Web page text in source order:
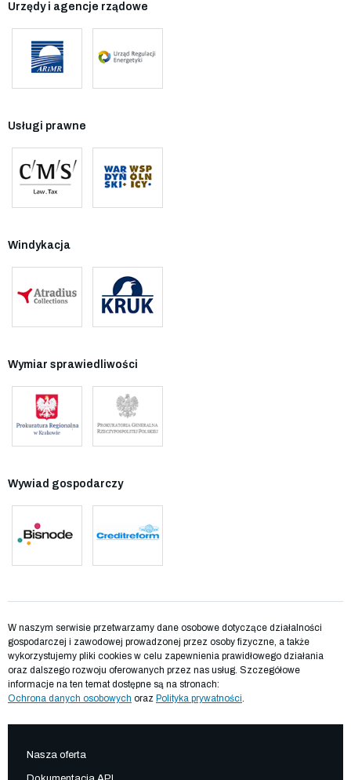
Urzędy i agencje rządowe
Usługi prawne
Windykacja
Wymiar sprawiedliwości
Wywiad gospodarczy
W naszym serwisie przetwarzamy dane osobowe dotyczące działalności
gospodarczej i zawodowej prowadzonej przez osoby fizyczne, a także
wykorzystujemy pliki cookies w celu zapewnienia prawidłowego działania
oraz dalszego rozwoju oferowanych przez nas usług. Szczegółowe
informacje na ten temat dostępne są na stronach:
Ochrona danych osobowych oraz Polityka prywatności.
Nasza oferta